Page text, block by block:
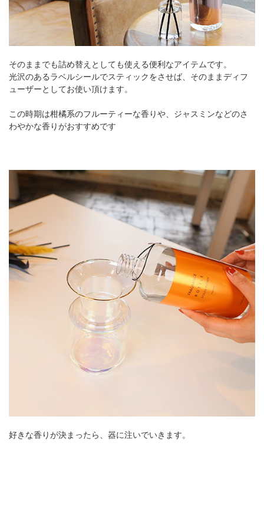
そのままでも詰め替えとしても使える便利なアイテムです。
光沢のあるラベルシールでスティックをさせば、そのままディフ
ューザーとしてお使い頂けます。
この時期は柑橘系のフルーティーな香りや、ジャスミンなどのさ
わやかな香りがおすすめです
好きな香りが決まったら、器に注いでいきます。